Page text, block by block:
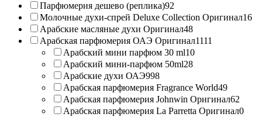
Парфюмерия дешево (реплика)92
Молочные духи-спрей Deluxe Collection Оригинал16
Арабские масляные духи Оригинал48
Арабская парфюмерия ОАЭ Оригинал1111
Арабский мини парфюм 30 ml10
Арабский мини-парфюм 50ml28
Арабские духи ОАЭ998
Арабская парфюмерия Fragrance World49
Арабская парфюмерия Johnwin Оригинал62
Арабская парфюмерия La Parretta Оригинал0